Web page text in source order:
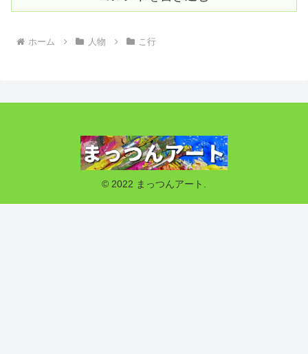
ホーム 人物 こ行
© 2022 まっつんアート.